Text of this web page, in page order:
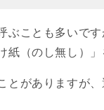
ぶことも多いで
（のし無し）」
とがありますが